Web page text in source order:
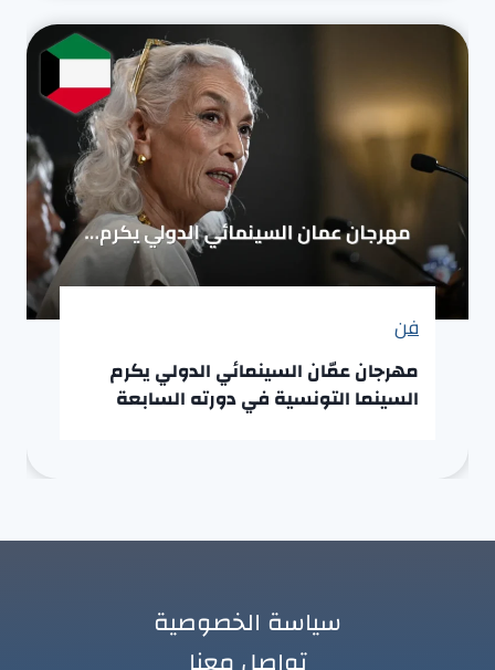
فن
مهرجان عمّان السينمائي الدولي يكرم
السينما التونسية في دورته السابعة
سياسة الخصوصية